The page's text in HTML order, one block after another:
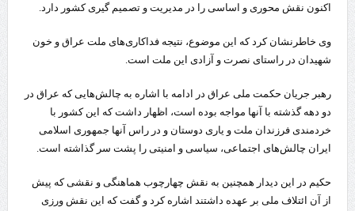
اکنون نقش محوری و اساسی را در مدیریت و تصمیم گیری کشور دارد.
وی خاطرنشان کرد که این موضوع، نتیجه فداکاری‌های ملت عراق و خون
شهیدان در راستای نصرت و آزادی این ملت است.
رهبر جریان حکمت ملی عراق در ادامه با اشاره به چالش‌هایی که عراق در
دو دهه گذشته با آنها مواجه بوده است، اظهار داشت که این کشور با
خردمندی فرزندان ملت و یاری دوستان و در راس آنها جمهوری اسلامی
ایران چالش‌های اجتماعی، سیاسی و امنیتی را پشت سر گذاشته است.
حکیم در این دیدار همچنین به نقش چهارچوب هماهنگی و نقشی که پیش
از آن ائتلاف ملی بر عهده داشتند اشاره کرد و گفت که این نقش ورزی